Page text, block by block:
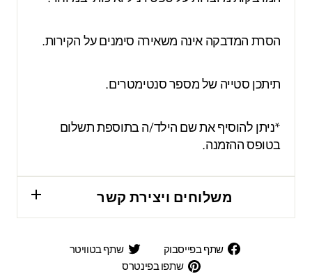
הסרת המדבקה אינה משאירה סימנים על הקירות.
תיתכן סטייה של מספר סנטימטרים.
*ניתן להוסיף את שם הילד/ה בתוספת תשלום
בטופס ההזמנה.
משלוחים ויצירת קשר
שתף בפייסבוק
שתף
בפייסבוק
שתף בטוויטר
שתפו בפינטרס